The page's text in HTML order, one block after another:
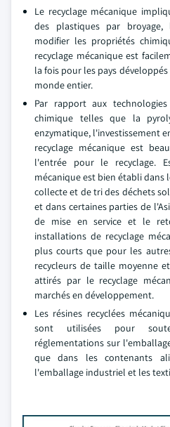
Le recyclage mécanique
des plastiques par
modifier les propriétés
recyclage mécanique est
la fois pour les pays
monde entier.
Par rapport aux
chimique telles que la
enzymatique, l'investissement
recyclage mécanique est
l'entrée pour le recyclage.
mécanique est bien établi dans
collecte et de tri des déchets
et dans certaines parties de
de mise en service et le
installations de recyclage
plus courts que pour les
recycleurs de taille moyenne
attirés par le recyclage
marchés en développement.
Les résines recyclées
sont utilisées pour
réglementations sur
que dans les contenants
l'emballage industriel et les